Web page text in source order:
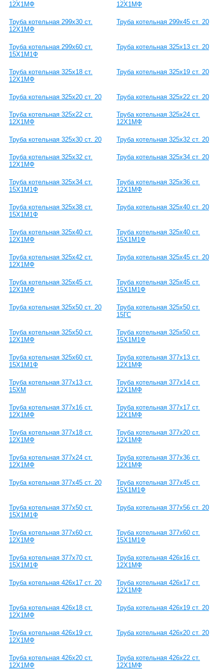
12Х1МФ
12Х1МФ
Труба котельная 299х30 ст.
12Х1МФ
Труба котельная 299х45 ст. 20
Труба котельная 299х60 ст.
15Х1М1Ф
Труба котельная 325х13 ст. 20
Труба котельная 325х18 ст.
12Х1МФ
Труба котельная 325х19 ст. 20
Труба котельная 325х20 ст. 20 Труба котельная 325х22 ст. 20
Труба котельная 325х22 ст.
12Х1МФ
Труба котельная 325х24 ст.
12Х1МФ
Труба котельная 325х30 ст. 20 Труба котельная 325х32 ст. 20
Труба котельная 325х32 ст.
12Х1МФ
Труба котельная 325х34 ст. 20
Труба котельная 325х34 ст.
15Х1М1Ф
Труба котельная 325х36 ст.
12Х1МФ
Труба котельная 325х38 ст.
15Х1М1Ф
Труба котельная 325х40 ст. 20
Труба котельная 325х40 ст.
12Х1МФ
Труба котельная 325х40 ст.
15Х1М1Ф
Труба котельная 325х42 ст.
12Х1МФ
Труба котельная 325х45 ст. 20
Труба котельная 325х45 ст.
12Х1МФ
Труба котельная 325х45 ст.
15Х1М1Ф
Труба котельная 325х50 ст. 20
Труба котельная 325х50 ст.
15ГС
Труба котельная 325х50 ст.
12Х1МФ
Труба котельная 325х50 ст.
15Х1М1Ф
Труба котельная 325х60 ст.
15Х1М1Ф
Труба котельная 377х13 ст.
12Х1МФ
Труба котельная 377х13 ст.
15ХМ
Труба котельная 377х14 ст.
12Х1МФ
Труба котельная 377х16 ст.
12Х1МФ
Труба котельная 377х17 ст.
12Х1МФ
Труба котельная 377х18 ст.
12Х1МФ
Труба котельная 377х20 ст.
12Х1МФ
Труба котельная 377х24 ст.
12Х1МФ
Труба котельная 377х36 ст.
12Х1МФ
Труба котельная 377х45 ст. 20
Труба котельная 377х45 ст.
15Х1М1Ф
Труба котельная 377х50 ст.
15Х1М1Ф
Труба котельная 377х56 ст. 20
Труба котельная 377х60 ст.
12Х1МФ
Труба котельная 377х60 ст.
15Х1М1Ф
Труба котельная 377х70 ст.
15Х1М1Ф
Труба котельная 426х16 ст.
12Х1МФ
Труба котельная 426х17 ст. 20
Труба котельная 426х17 ст.
12Х1МФ
Труба котельная 426х18 ст.
12Х1МФ
Труба котельная 426х19 ст. 20
Труба котельная 426х19 ст.
12Х1МФ
Труба котельная 426х20 ст. 20
Труба котельная 426х20 ст.
12Х1МФ
Труба котельная 426х22 ст.
12Х1МФ